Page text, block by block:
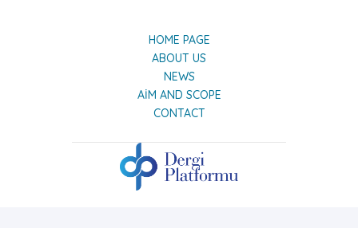
HOME PAGE
ABOUT US
NEWS
AIM AND SCOPE
CONTACT